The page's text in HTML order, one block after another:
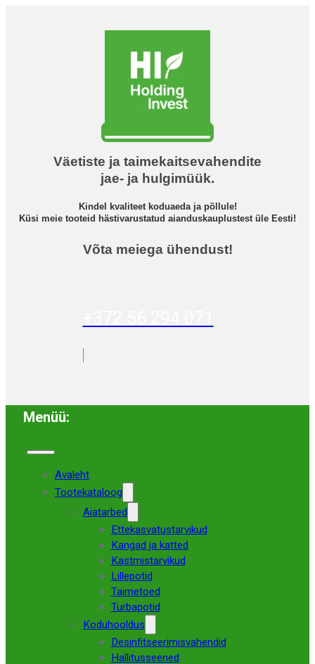
Väetiste ja taimekaitsevahendite
jae- ja hulgimüük.
Kindel kvaliteet koduaeda ja põllule!
Küsi meie tooteid hästivarustatud aianduskauplustest üle Eesti!
Võta meiega ühendust!
Menüü:
Avaleht
Tootekataloog
Aiatarbed
Ettekasvatustarvikud
Kangad ja katted
Kastmistarvikud
Lillepotid
Taimetoed
Turbapotid
Koduhooldus
Desinfitseerimisvahendid
Hallitusseened